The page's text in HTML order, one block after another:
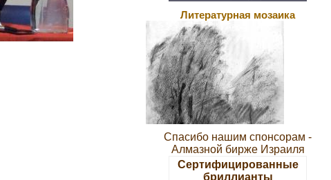
Литературная мозаика
Спасибо нашим спонсорам -
Алмазной бирже Израиля
Сертифицированные
бриллианты